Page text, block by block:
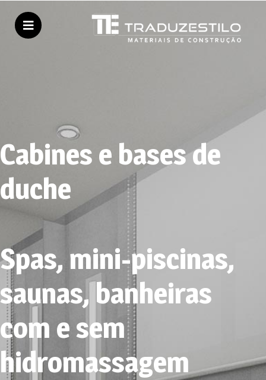
Cabines e bases de
duche
Spas, mini-piscinas,
saunas, banheiras
com e sem
hidromassagem